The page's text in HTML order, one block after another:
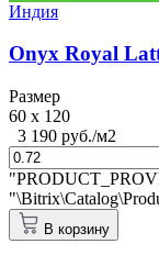
Индия
Onyx Royal
Размер
60 x 120
3 190 руб./м2
В корзину